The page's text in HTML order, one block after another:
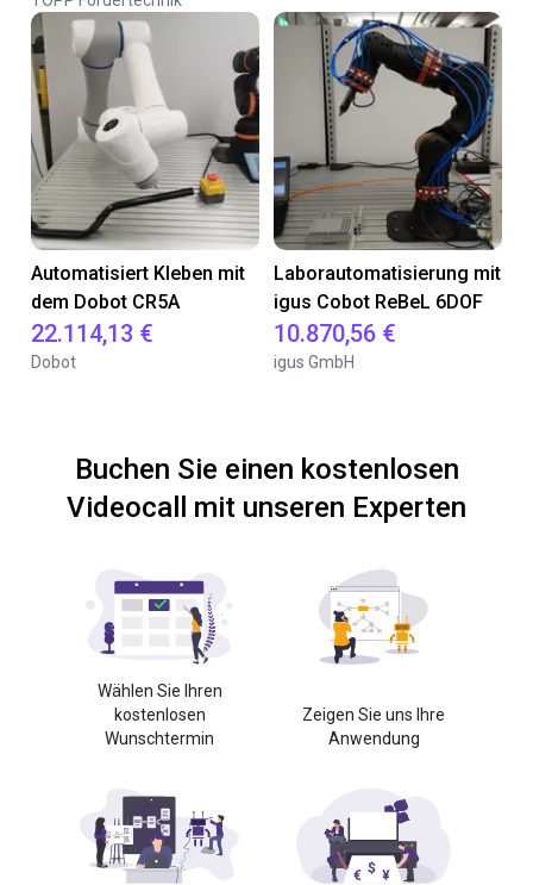
Automatisiert Kleben mit
dem Dobot CR5A
22.114,13 €
Dobot
Laborautomatisierung mit
igus Cobot ReBeL 6DOF
10.870,56 €
igus GmbH
Buchen Sie einen kostenlosen
Videocall mit unseren Experten
Wählen Sie Ihren
kostenlosen
Wunschtermin
Zeigen Sie uns Ihre
Anwendung